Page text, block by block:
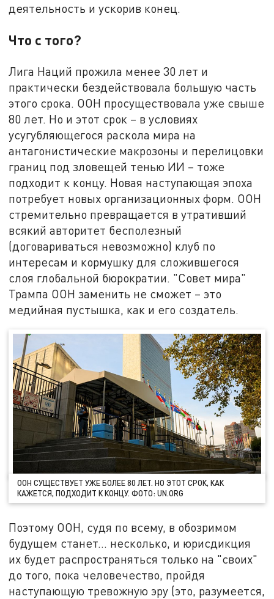
деятельность и ускорив конец.
Что с того?
Лига Наций прожила менее 30 лет и
практически бездействовала большую часть
этого срока. ООН просуществовала уже свыше
80 лет. Но и этот срок – в условиях
усугубляющегося раскола мира на
антагонистические макрозоны и перелицовки
границ под зловещей тенью ИИ – тоже
подходит к концу. Новая наступающая эпоха
потребует новых организационных форм. ООН
стремительно превращается в утративший
всякий авторитет бесполезный
(договариваться невозможно) клуб по
интересам и кормушку для сложившегося
слоя глобальной бюрократии. "Совет мира"
Трампа ООН заменить не сможет – это
медийная пустышка, как и его создатель.
ООН СУЩЕСТВУЕТ УЖЕ БОЛЕЕ 80 ЛЕТ. НО ЭТОТ СРОК, КАК
КАЖЕТСЯ, ПОДХОДИТ К КОНЦУ. ФОТО: UN.ORG
Поэтому ООН, судя по всему, в обозримом
будущем станет… несколько, и юрисдикция
их будет распространяться только на "своих"
до того, пока человечество, пройдя
наступающую тревожную эру (это, разумеется,